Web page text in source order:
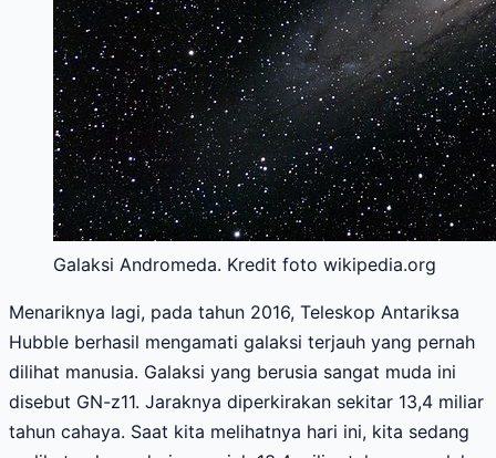
Galaksi Andromeda. Kredit foto wikipedia.org
Menariknya lagi, pada tahun 2016, Teleskop Antariksa
Hubble berhasil mengamati galaksi terjauh yang pernah
dilihat manusia. Galaksi yang berusia sangat muda ini
disebut GN-z11. Jaraknya diperkirakan sekitar 13,4 miliar
tahun cahaya. Saat kita melihatnya hari ini, kita sedang